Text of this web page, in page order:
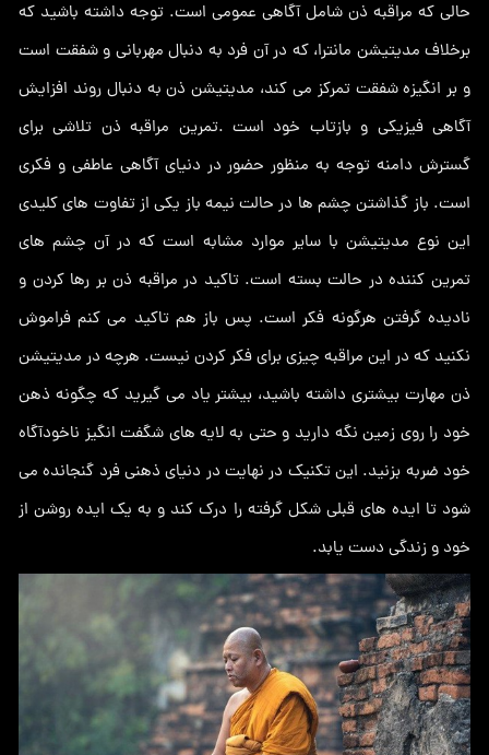
حالی که مراقبه ذن شامل آگاهی عمومی است. توجه داشته باشید که
برخلاف مدیتیشن مانترا، که در آن فرد به دنبال مهربانی و شفقت است
و بر انگیزه شفقت تمرکز می کند، مدیتیشن ذن به دنبال روند افزایش
آگاهی فیزیکی و بازتاب خود است .تمرین مراقبه ذن تلاشی برای
گسترش دامنه توجه به منظور حضور در دنیای آگاهی عاطفی و فکری
است. باز گذاشتن چشم ها در حالت نیمه باز یکی از تفاوت های کلیدی
این نوع مدیتیشن با سایر موارد مشابه است که در آن چشم های
تمرین کننده در حالت بسته است. تاکید در مراقبه ذن بر رها کردن و
نادیده گرفتن هرگونه فکر است. پس باز هم تاکید می کنم فراموش
نکنید که در این مراقبه چیزی برای فکر کردن نیست. هرچه در مدیتیشن
ذن مهارت بیشتری داشته باشید، بیشتر یاد می گیرید که چگونه ذهن
خود را روی زمین نگه دارید و حتی به لایه های شگفت انگیز ناخودآگاه
خود ضربه بزنید. این تکنیک در نهایت در دنیای ذهنی فرد گنجانده می
شود تا ایده های قبلی شکل گرفته را درک کند و به یک ایده روشن از
خود و زندگی دست یابد.